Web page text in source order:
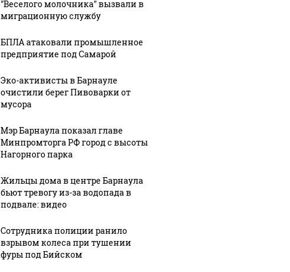
"Веселого молочника" вызвали в
миграционную службу
БПЛА атаковали промышленное
предприятие под Самарой
Эко-активисты в Барнауле
очистили берег Пивоварки от
мусора
Мэр Барнаула показал главе
Минпромторга РФ город с высоты
Нагорного парка
Жильцы дома в центре Барнаула
бьют тревогу из-за водопада в
подвале: видео
Сотрудника полиции ранило
взрывом колеса при тушении
фуры под Бийском